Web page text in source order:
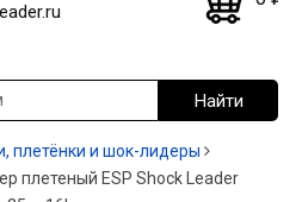
плетёнки и шок-лидеры
плетеный ESP Shock Leader